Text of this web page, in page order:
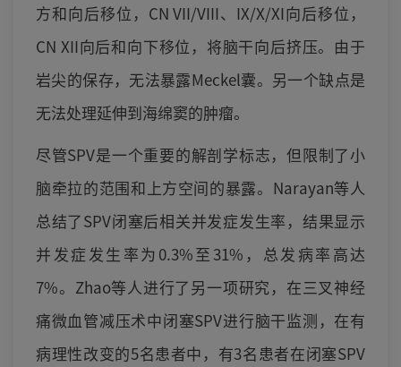
方和向后移位，CN VII/VIII、IX/X/XI向后移位，
CN XII向后和向下移位，将脑干向后挤压。由于
岩尖的保存，无法暴露Meckel囊。另一个缺点是
无法处理延伸到海绵窦的肿瘤。
尽管SPV是一个重要的解剖学标志，但限制了小
脑牵拉的范围和上方空间的暴露。Narayan等人
总结了SPV闭塞后相关并发症发生率，结果显示
并发症发生率为0.3%至31%，总发病率高达
7%。Zhao等人进行了另一项研究，在三叉神经
痛微血管减压术中闭塞SPV进行脑干监测，在有
病理性改变的5名患者中，有3名患者在闭塞SPV